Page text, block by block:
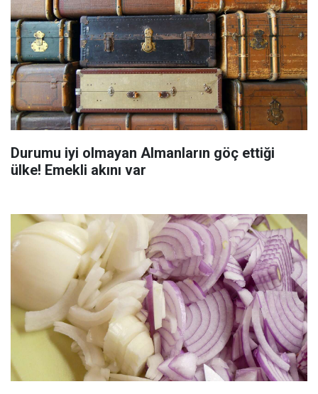
Durumu iyi olmayan Almanların göç ettiği
ülke! Emekli akını var